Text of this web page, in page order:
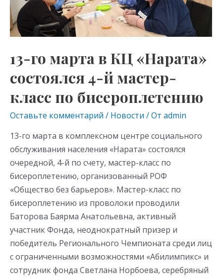
13-го марта в КЦ «Нарата»
состоялся 4-й мастер-
класс по бисероплетению
Оставьте комментарий / Новости / От admin
13-го марта в комплексном центре социального
обслуживания населения «Нарата» состоялся
очередной, 4-й по счету, мастер-класс по
бисероплетению, организованный РОФ
«Общество без барьеров». Мастер-класс по
бисероплетению из проволоки проводили
Баторова Баярма Анатольевна, активный
участник Фонда, неоднократный призер и
победитель Регионального Чемпионата среди лиц
с ограниченными возможностями «Абилимпикс» и
сотрудник фонда Светлана Норбоева, серебряный
«Нарата»
состоялся
й
мастер-
класс
по